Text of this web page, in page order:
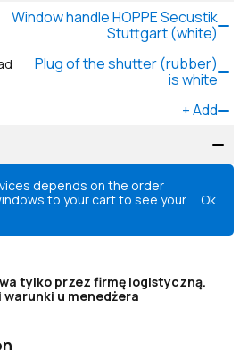
Window handle HOPPE Secustik
Stuttgart (white)
Plug of the shutter (rubber)
is white
+Add
depends on the order
to your cart to see your
Ok
tylko przez firmę logistyczną.
warunki u menedżera